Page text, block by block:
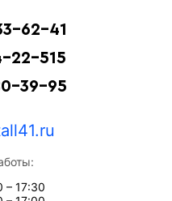
62-41
22-515
39-95
– 17:30